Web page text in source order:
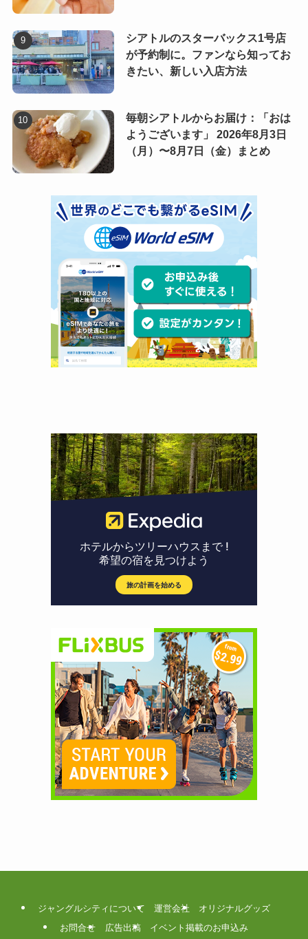
シアトルのスターバックス1号店
が予約制に。ファンなら知ってお
きたい、新しい入店方法
毎朝シアトルからお届け：「おは
ようございます」 2026年8月3日
（月）〜8月7日（金）まとめ
ジャングルシティについて 運営会社
オリジナルグッズ
お問合せ
広告出稿 イベント掲載のお申込み